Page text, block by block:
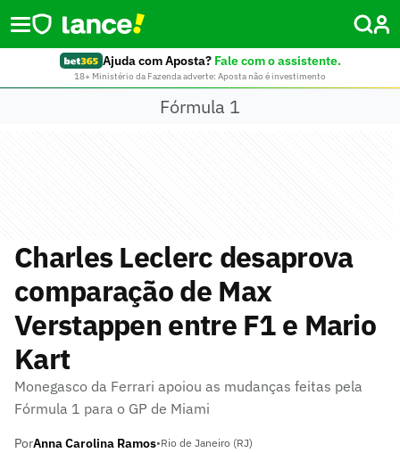
Ajuda com Aposta? Fale com o assistente.
18+ Ministério da Fazenda adverte: Aposta não é investimento
Fórmula 1
Charles Leclerc desaprova
comparação de Max
Verstappen entre F1 e Mario
Kart
Monegasco da Ferrari apoiou as mudanças feitas pela
Fórmula 1 para o GP de Miami
PorAnna Carolina Ramos•Rio de Janeiro (RJ)